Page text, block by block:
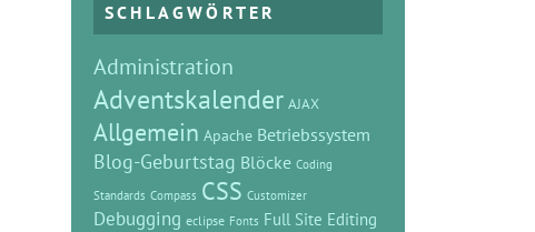
SCHLAGWÖRTER
Administration
Adventskalender AJAX
Allgemein Apache Betriebssystem
Blog-Geburtstag Blöcke Coding
Standards Compass CSS Customizer
Debugging eclipse Fonts Full Site Editing